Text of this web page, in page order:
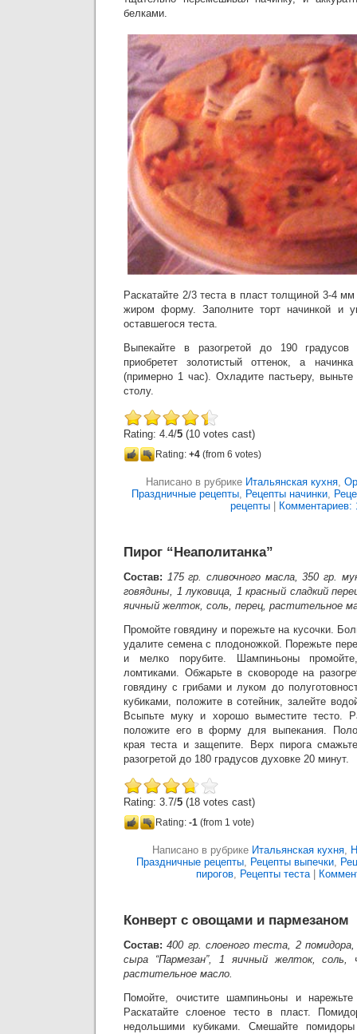
белками.
Раскатайте 2/3 теста в пласт толщиной 3-4
жиром форму. Заполните торт начинкой и
оставшегося теста.
Выпекайте в разогретой до 190
приобретет золотистый оттенок, а
(примерно 1 час). Охладите пастьеру,
столу.
Rating: 4.4/5 (10 votes cast)
Rating: +4 (from 6 votes)
Написано в рубрике Итальянская кухня,
Праздничные рецепты, Рецепты начинки,
рецепты
Комментариев:
Пирог “Неаполитанка”
Состав: 175 гр. сливочного масла, 350 гр.
говядины, 1 луковица, 1 красный сладкий
яичный желток, соль, перец, растительное
Промойте говядину и порежьте на кусочки.
удалите семена с плодоножкой. Порежьте
и мелко порубите. Шампиньоны
ломтиками. Обжарьте в сковороде на
говядину с грибами и луком до
кубиками, положите в сотейник, залейте
Всыпьте муку и хорошо выместите тесто.
положите его в форму для выпекания.
края теста и защепите. Верх пирога
разогретой до 180 градусов духовке 20 минут.
Rating: 3.7/5 (18 votes cast)
Rating: -1 (from 1 vote)
Написано в рубрике Итальянская кухня,
Праздничные рецепты, Рецепты выпечки,
пирогов, Рецепты теста|
Конверт с овощами и пармезаном
Состав:400 гр. слоеного теста, 2
сыра “Пармезан”, 1 яичный желток, соль,
растительное масло.
Помойте, очистите шампиньоны и
Раскатайте слоеное тесто в пласт.
недольшими кубиками. Смешайте